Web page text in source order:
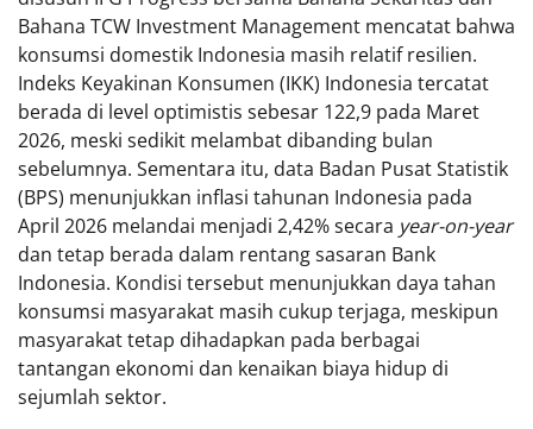
Bahana TCW Investment Management mencatat bahwa
konsumsi domestik Indonesia masih relatif resilien.
Indeks Keyakinan Konsumen (IKK) Indonesia tercatat
berada di level optimistis sebesar 122,9 pada Maret
2026, meski sedikit melambat dibanding bulan
sebelumnya. Sementara itu, data Badan Pusat Statistik
(BPS) menunjukkan inflasi tahunan Indonesia pada
April 2026 melandai menjadi 2,42% secara year-on-year
dan tetap berada dalam rentang sasaran Bank
Indonesia. Kondisi tersebut menunjukkan daya tahan
konsumsi masyarakat masih cukup terjaga, meskipun
masyarakat tetap dihadapkan pada berbagai
tantangan ekonomi dan kenaikan biaya hidup di
sejumlah sektor.